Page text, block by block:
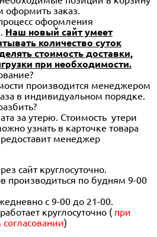
оформить заказ.
оформления
Наш новый сайт умеет
количество суток
стоимость доставки,
при необходимости.
производится менеджером
в индивидуальном порядке.
за утерю. Стоимость утери
узнать в карточке товара
менеджер
сайт круглосуточно.
производиться по будням 9-00
с 9-00 до 21-00.
круглосуточно ( при
)